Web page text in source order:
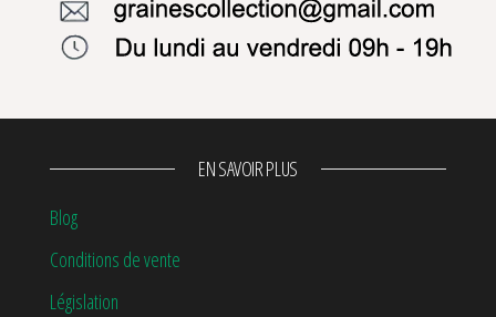
EN SAVOIR PLUS
Blog
Conditions de vente
Législation